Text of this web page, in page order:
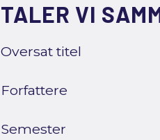
TALER VI
Oversat titel
Forfattere
Semester